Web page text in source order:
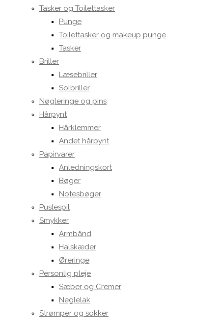
Tasker og Toilettasker
Punge
Toilettasker og makeup punge
Tasker
Briller
Læsebriller
Solbriller
Nøgleringe og pins
Hårpynt
Hårklemmer
Andet hårpynt
Papirvarer
Anledningskort
Bøger
Notesbøger
Puslespil
Smykker
Armbånd
Halskæder
Øreringe
Personlig pleje
Sæber og Cremer
Neglelak
Strømper og sokker